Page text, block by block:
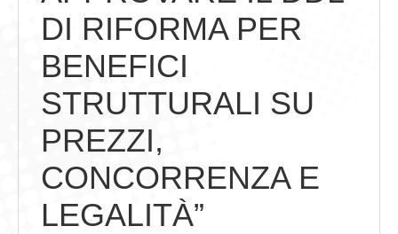
DI RIFORMA PER
BENEFICI
STRUTTURALI SU
PREZZI,
CONCORRENZA E
LEGALITÀ”